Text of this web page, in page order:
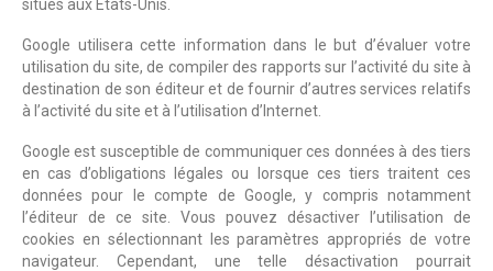
situés aux États-Unis.
Google utilisera cette information dans le but d’évaluer votre
utilisation du site, de compiler des rapports sur l’activité du site à
destination de son éditeur et de fournir d’autres services relatifs
à l’activité du site et à l’utilisation d’Internet.
Google est susceptible de communiquer ces données à des tiers
en cas d’obligations légales ou lorsque ces tiers traitent ces
données pour le compte de Google, y compris notamment
l’éditeur de ce site. Vous pouvez désactiver l’utilisation de
cookies en sélectionnant les paramètres appropriés de votre
navigateur. Cependant, une telle désactivation pourrait